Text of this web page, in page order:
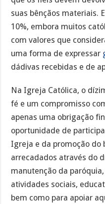
suas bênçãos materiais.
10%, embora muitos
com valores que
uma forma de expressar
dádivas recebidas e de
Na Igreja Católica, o
fé e um compromisso
apenas uma obrigação
oportunidade de
Igreja e da promoção do
arrecadados através do
manutenção da
atividades sociais,
bem como para apoiar